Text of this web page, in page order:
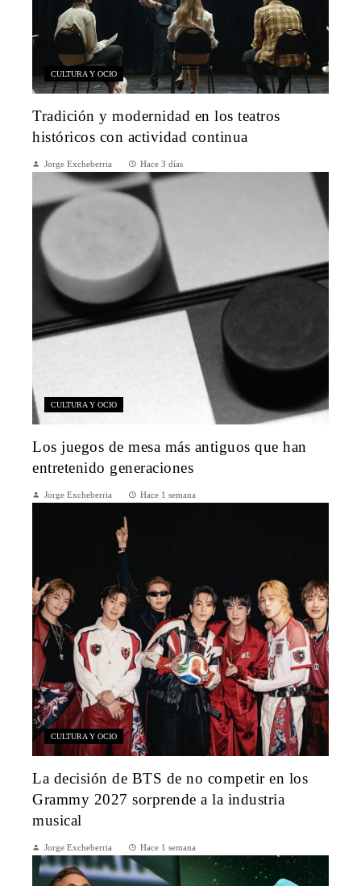
CULTURA Y OCIO
Tradición y modernidad en los teatros
históricos con actividad continua
Jorge Excheberria Hace 3 días
CULTURA Y OCIO
Los juegos de mesa más antiguos que han
entretenido generaciones
Jorge Excheberria Hace 1 semana
CULTURA Y OCIO
La decisión de BTS de no competir en los
Grammy 2027 sorprende a la industria
musical
Jorge Excheberria Hace 1 semana